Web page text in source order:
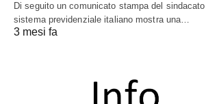
Di seguito un comunicato stampa del sindacato
sistema previdenziale italiano mostra una…
3 mesi fa